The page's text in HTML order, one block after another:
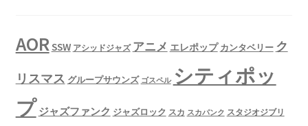
AORSSW アシッドジャズ アニメ エレポップ カンタベリー ク
リスマス グループサウンズ ゴスペル シティポッ
プ ジャズファンク ジャズロック スカ スカパンク スタジオジブリ